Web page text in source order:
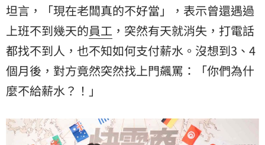
坦言，「現在老闆真的不好當」，表示曾還遇過
上班不到幾天的員工 ，突然有天就消失，打電話
都找不到人，也不知如何支付薪水。沒想到3、4
個月後，對方竟然突然找上門飆罵：「你們為什
麼不給薪水？！」